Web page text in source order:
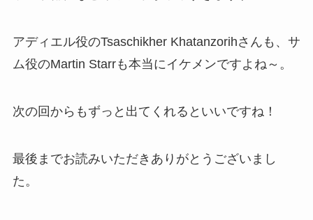
アディエル役のTsaschikher Khatanzorihさんも、サ
ム役のMartin Starrも本当にイケメンですよね～。
次の回からもずっと出てくれるといいですね！
最後までお読みいただきありがとうございまし
た。